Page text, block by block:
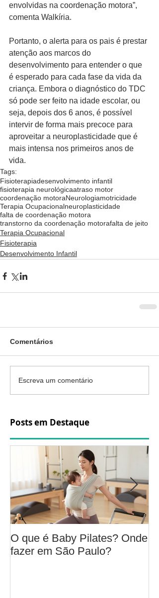
envolvidas na coordenação motora”,
comenta Walkíria.
Portanto, o alerta para os pais é prestar
atenção aos marcos do
desenvolvimento para entender o que
é esperado para cada fase da vida da
criança. Embora o diagnóstico do TDC
só pode ser feito na idade escolar, ou
seja, depois dos 6 anos, é possível
intervir de forma mais precoce para
aproveitar a neuroplasticidade que é
mais intensa nos primeiros anos de
vida.
Tags:
Fisioterapiadesenvolvimento infantil
fisioterapia neurológicaatraso motor
coordenação motoraNeurologiamotricidade
Terapia Ocupacionalneuroplasticidade
falta de coordenação motora
transtorno da coordenação motorafalta de jeito
Terapia Ocupacional
Fisioterapia
Desenvolvimento Infantil
Comentários
Escreva um comentário
Posts em Destaque
O que é Baby Pilates? Onde
fazer em São Paulo?